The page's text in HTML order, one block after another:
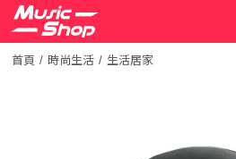
首頁 時尚生活 生活居家